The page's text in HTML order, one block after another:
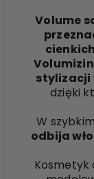
Volume
stylizacji
dzięki
W
odbija
Kosmetyk